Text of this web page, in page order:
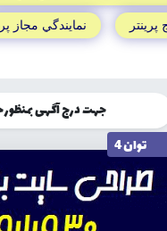
نمايندگي مجاز
جهت درج آگهی بمنظور حضوری
توان 4